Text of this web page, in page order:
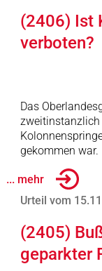
(2406) Ist
verboten?
Das
zweitinstanzlich
gekommen war.
... mehr
Urteil vom
(2405)
geparkter